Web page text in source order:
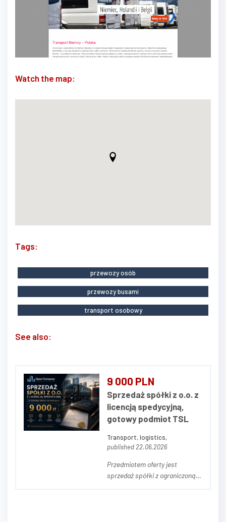
Watch the map:
Tags:
przewozy osób
przewozy busami
transport osobowy
See also:
9 000 PLN
Sprzedaż spółki z o.o. z
licencją spedycyjną,
gotowy podmiot TSL
Transport, logistics,
published 22.06.2026
Przedmiotem oferty jest
sprzedaż spółki z ograniczoną